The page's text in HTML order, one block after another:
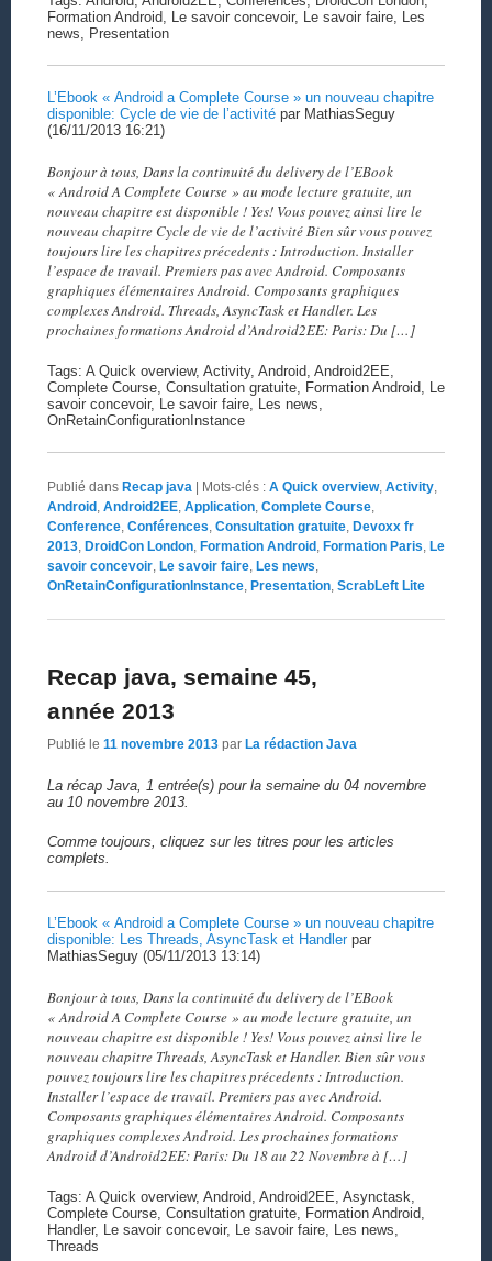
Formation Android, Le savoir concevoir, Le savoir faire, Les
news, Presentation
L’Ebook « Android a Complete Course » un nouveau chapitre
disponible: Cycle de vie de l’activitépar MathiasSeguy
(16/11/2013 16:21)
Bonjour à tous, Dans la continuité du delivery de l’EBook
« Android A Complete Course » au mode lecture gratuite, un
nouveau chapitre est disponible ! Yes! Vous pouvez ainsi lire le
nouveau chapitre Cycle de vie de l’activité Bien sûr vous pouvez
toujours lire les chapitres précedents : Introduction. Installer
l’espace de travail. Premiers pas avec Android. Composants
graphiques élémentaires Android. Composants graphiques
complexes Android. Threads, AsyncTask et Handler. Les
prochaines formations Android d’Android2EE: Paris: Du […]
Tags: A Quick overview, Activity, Android, Android2EE,
Complete Course, Consultation gratuite, Formation Android, Le
savoir concevoir, Le savoir faire, Les news,
OnRetainConfigurationInstance
Publié dans Recap java | Mots-clés : A Quick overview, Activity,
Android, Android2EE, Application, Complete Course,
Conference, Conférences Consultation gratuite, Devoxx fr
2013, DroidCon London, Formation Android, Formation Paris Le
savoir concevoir, Le savoir faire, Les news
OnRetainConfigurationInstance, Presentation, ScrabLeft Lite
Recap java, semaine 45,
année 2013
Publié le 11 novembre 2013 par La rédaction Java
La récap Java, 1 entrée(s) pour la semaine du 04 novembre
au 10 novembre 2013.
Comme toujours, cliquez sur les titres pour les articles
complets.
L’Ebook « Android a Complete Course » un nouveau chapitre
disponible: Les Threads, AsyncTask et Handlerpar
MathiasSeguy (05/11/2013 13:14)
Bonjour à tous, Dans la continuité du delivery de l’EBook
« Android A Complete Course » au mode lecture gratuite, un
nouveau chapitre est disponible ! Yes! Vous pouvez ainsi lire le
nouveau chapitre Threads, AsyncTask et Handler. Bien sûr vous
pouvez toujours lire les chapitres précedents : Introduction.
Installer l’espace de travail. Premiers pas avec Android.
Composants graphiques élémentaires Android. Composants
graphiques complexes Android. Les prochaines formations
Android d’Android2EE: Paris: Du 18 au 22 Novembre à […]
Tags: A Quick overview, Android, Android2EE, Asynctask,
Complete Course, Consultation gratuite, Formation Android,
Handler, Le savoir concevoir, Le savoir faire, Les news,
Threads